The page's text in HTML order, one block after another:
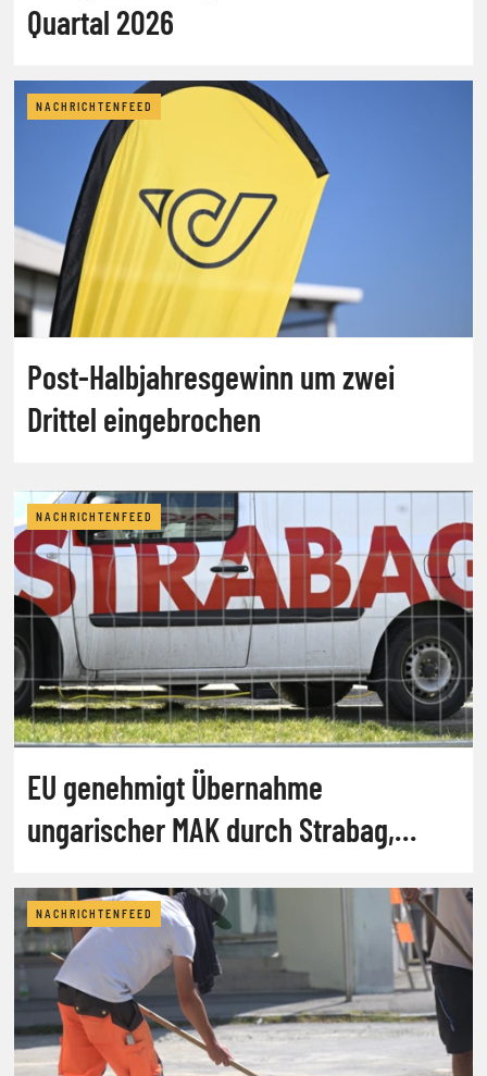
Quartal 2026
NACHRICHTENFEED
Post-Halbjahresgewinn um zwei
Drittel eingebrochen
NACHRICHTENFEED
EU genehmigt Übernahme
ungarischer MAK durch Strabag,
NACHRICHTENFEED